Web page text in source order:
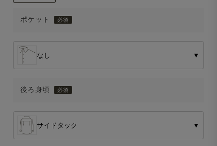
ポケット
なし ▼
後ろ身頃
サイドタック ▼